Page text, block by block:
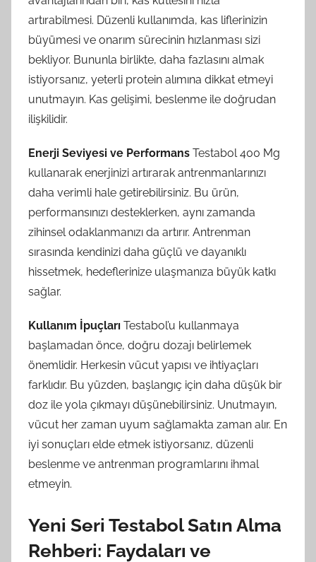
artırabilmesi. Düzenli kullanımda, kas liflerinizin
büyümesi ve onarım sürecinin hızlanması sizi
bekliyor. Bununla birlikte, daha fazlasını almak
istiyorsanız, yeterli protein alımına dikkat etmeyi
unutmayın. Kas gelişimi, beslenme ile doğrudan
ilişkilidir.
Enerji Seviyesi ve Performans Testabol 400 Mg
kullanarak enerjinizi artırarak antrenmanlarınızı
daha verimli hale getirebilirsiniz. Bu ürün,
performansınızı desteklerken, aynı zamanda
zihinsel odaklanmanızı da artırır. Antrenman
sırasında kendinizi daha güçlü ve dayanıklı
hissetmek, hedeflerinize ulaşmanıza büyük katkı
sağlar.
Kullanım İpuçları Testabol’u kullanmaya
başlamadan önce, doğru dozajı belirlemek
önemlidir. Herkesin vücut yapısı ve ihtiyaçları
farklıdır. Bu yüzden, başlangıç için daha düşük bir
doz ile yola çıkmayı düşünebilirsiniz. Unutmayın,
vücut her zaman uyum sağlamakta zaman alır. En
iyi sonuçları elde etmek istiyorsanız, düzenli
beslenme ve antrenman programlarını ihmal
etmeyin.
Yeni Seri Testabol Satın Alma
Rehberi: Faydaları ve